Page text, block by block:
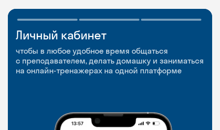
Личный кабинет
чтобы в любое удобное время общаться
с преподавателем, делать домашку и заниматься
на онлайн-тренажерах на одной платформе
Мобильное
приложение
чтобы заниматься и изучать новые слова где
и когда удобно
Разговорные клубы
и Talks
Групповые занятия для разговорной практики
и индивидуальные встречи с преподавателями